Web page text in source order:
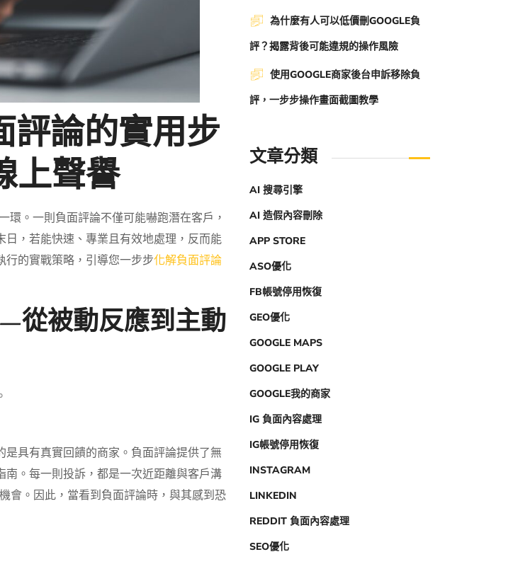
評論的實用步
上聲譽
。一則負面評論不僅可能嚇跑潛在客戶，
，若能快速、專業且有效地處理，反而能
的實戰策略，引導您一步步化解負面評論
從被動反應到主動
具有真實回饋的商家。負面評論提供了無
。每一則投訴，都是一次近距離與客戶溝
會。因此，當看到負面評論時，與其感到恐
為什麼有人可以低價刪GOOGLE負
評？揭露背後可能違規的操作風險
使用GOOGLE商家後台申訴移除負
評，一步步操作畫面截圖教學
文章分類
AI 搜尋引擎
AI 造假內容刪除
APP STORE
ASO優化
FB帳號停用恢復
GEO優化
GOOGLE MAPS
GOOGLE PLAY
GOOGLE我的商家
IG 負面內容處理
IG帳號停用恢復
INSTAGRAM
LINKEDIN
REDDIT 負面內容處理
SEO優化